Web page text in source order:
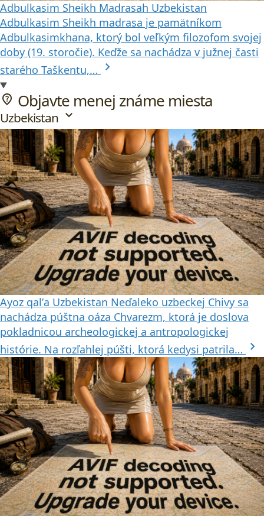
Adbulkasim Sheikh Madrasah Uzbekistan
Adbulkasim Sheikh madrasa je pamätníkom
Adbulkasimkhana, ktorý bol veľkým filozofom svojej
doby (19. storočie). Keďže sa nachádza v južnej časti
starého Taškentu,… chevron_right
not_listed_location Objavte menej známe miesta
Uzbekistan expand_more
Ayoz qalʼa Uzbekistan Neďaleko uzbeckej Chivy sa
nachádza púštna oáza Chvarezm, ktorá je doslova
pokladnicou archeologickej a antropologickej
histórie. Na rozľahlej púšti, ktorá kedysi patrila… chevron_right